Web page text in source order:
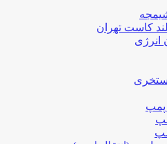
کاست تهران
انرژی
پمپ